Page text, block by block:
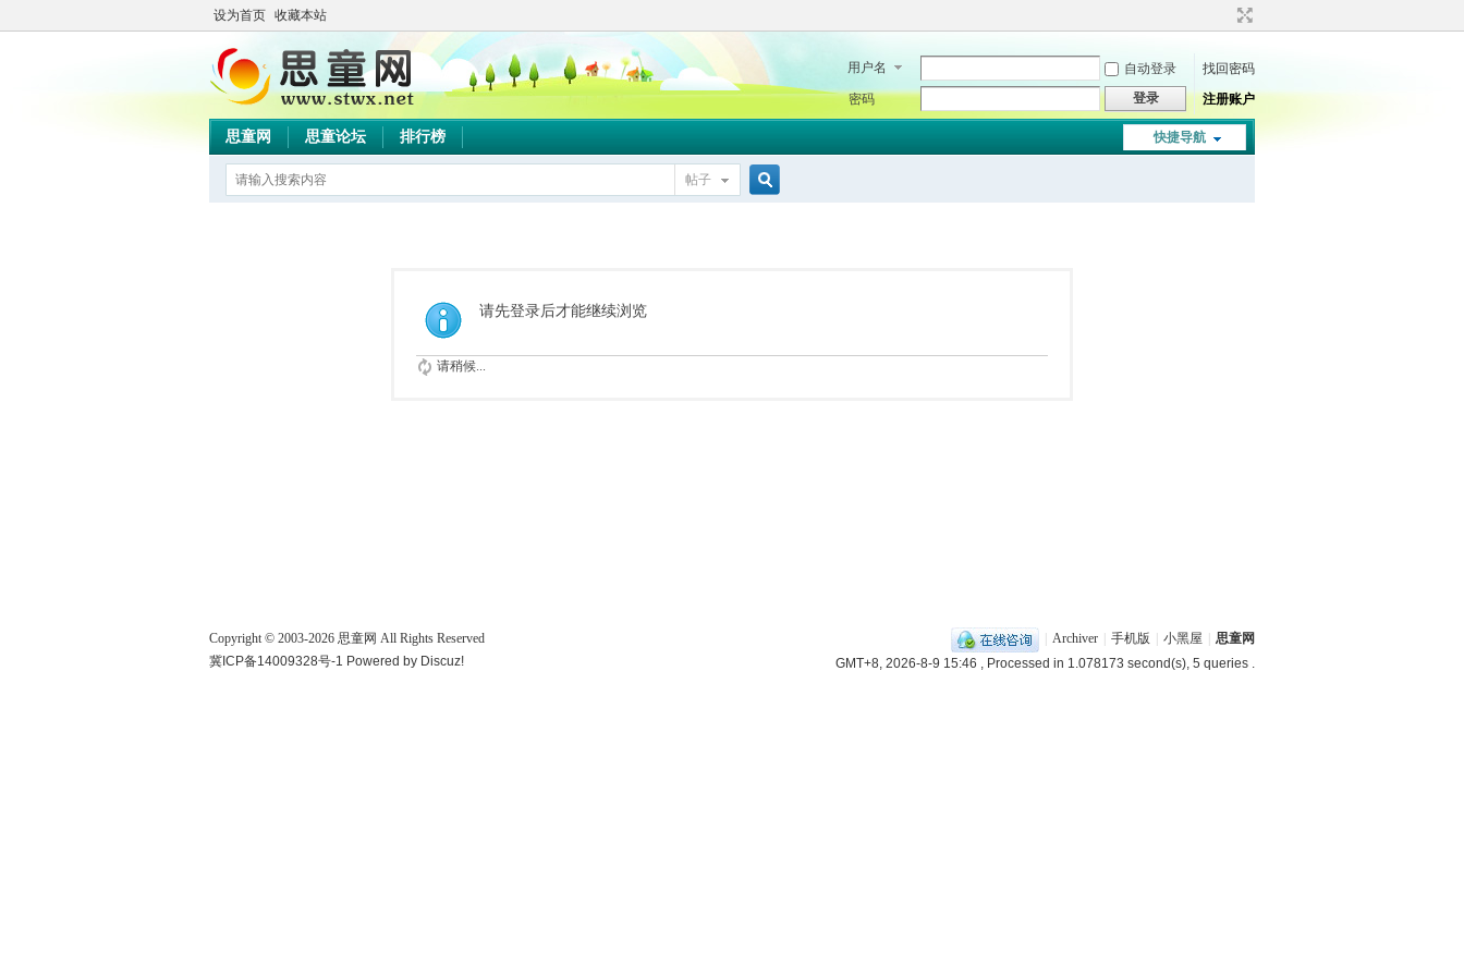
设为首页 收藏本站
用户名 自动登录
找回密码
密码
登录 注册账户
快捷导航
思童网 思童论坛 排行榜
帖子
请先登录后才能继续浏览
请稍候...
Archiver 手机版 小黑屋
思童网
GMT+8, 2026-8-9 15:46 , Processed in 1.078173 second(s), 5 queries .
Copyright © 2003-2026 思童网 All Rights Reserved
冀ICP备14009328号-1 Powered by Discuz!